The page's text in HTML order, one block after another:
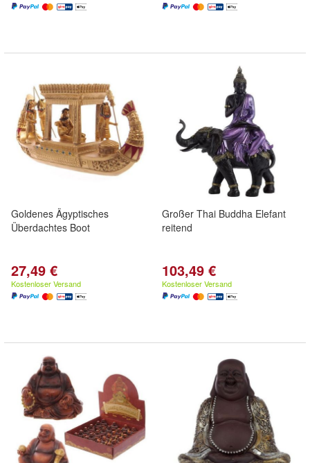
Goldenes Ägyptisches
Überdachtes Boot
27,49 €
Kostenloser Versand
Großer Thai Buddha Elefant
reitend
103,49 €
Kostenloser Versand